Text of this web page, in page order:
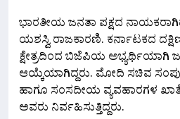
ಭಾರತೀಯ ಜನತಾ ಪಕ್ಷದ
ಯಶಸ್ವಿ ರಾಜಕಾರಣಿ. ಕರ್ನಾಟಕದ
ಕ್ಷೇತ್ರದಿಂದ ಬಿಜೆಪಿಯ
ಆಯ್ಕೆಯಾಗಿದ್ದರು. ಮೋದಿ ಸಚಿವ
ಹಾಗೂ ಸಂಸದೀಯ ವ್ಯವಹಾರಗಳ
ಅವರು ನಿರ್ವಹಿಸುತ್ತಿದ್ದರು.